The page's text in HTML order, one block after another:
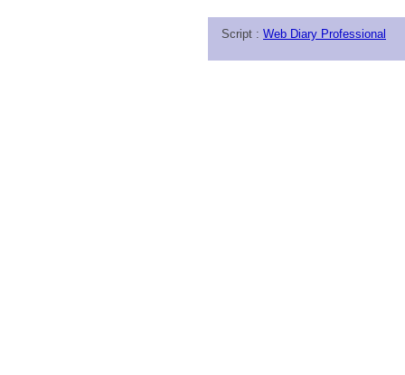
Script : Web Diary Professional